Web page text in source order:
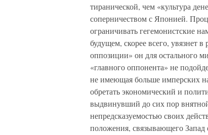
тиранической, чем «культура
соперничеством с Японией.
ограничивать гегемонистские
будущем, скорее всего, увязнет
оппозиции» он для остального
«главного оппонента» не
не имеющая больше имперских
обретать экономический и
выдвинувший до сих пор
непредсказуемостью своих
положения, связывающего